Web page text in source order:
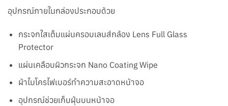
อุปกรณ์ภายในกล่องประกอบด้วย
กระจกใสเต็มแผ่นครอบเลนส์กล้อง Lens Full Glass
Protector
แผ่นเคลือบผิวกระจก Nano Coating Wipe
ผ้าไมโครไฟเบอร์ทำความสะอาดหน้าจอ
อุปกรณ์ช่วยเก็บฝุ่นบนหน้าจอ